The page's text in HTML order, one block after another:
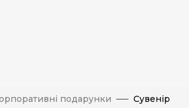
подарунки Сувенір